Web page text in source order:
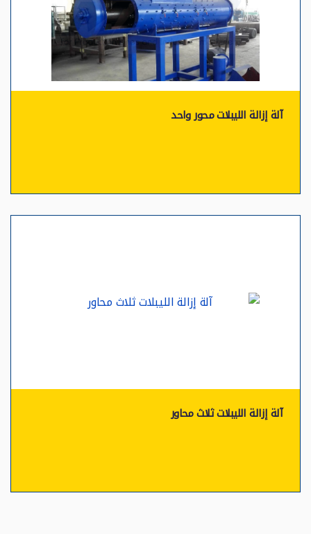
آلة إزالة الليبلات محور واحد
آلة إزالة الليبلات ثلاث محاور